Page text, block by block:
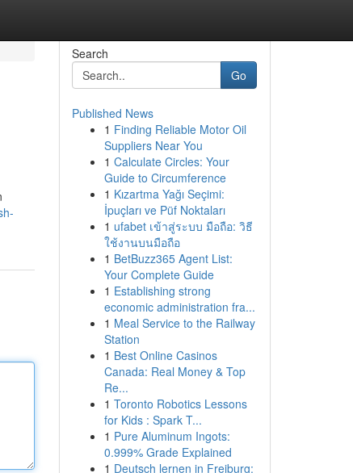
Search
Go
Published News
1 Finding Reliable Motor Oil
Suppliers Near You
1 Calculate Circles: Your
Guide to Circumference
1 Kızartma Yağı Seçimi:
İpuçları ve Püf Noktaları
1 ufabet เข้าสู่ระบบ มือถือ: วิธี
ใช้งานบนมือถือ
1 BetBuzz365 Agent List:
Your Complete Guide
1 Establishing strong
economic administration fra...
1 Meal Service to the Railway
Station
1 Best Online Casinos
Canada: Real Money & Top
Re...
1 Toronto Robotics Lessons
for Kids : Spark T...
1 Pure Aluminum Ingots:
0.999% Grade Explained
1 Deutsch lernen in Freiburg: